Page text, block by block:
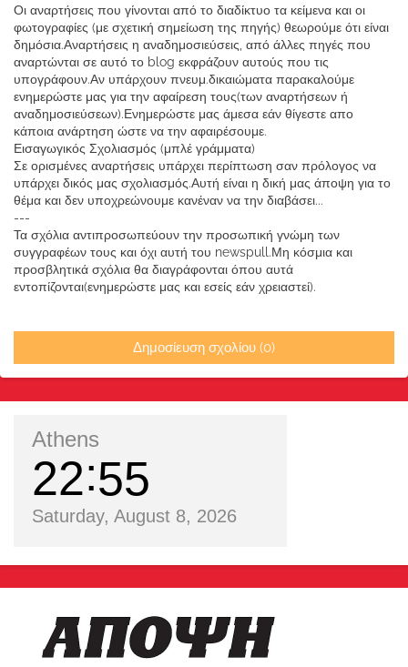
Οι αναρτήσεις που γίνονται από το διαδίκτυο τα κείμενα και οι
φωτογραφίες (με σχετική σημείωση της πηγής) θεωρούμε ότι είναι
δημόσια.Αναρτήσεις η αναδημοσιεύσεις, από άλλες πηγές που
αναρτώνται σε αυτό το blog εκφράζουν αυτούς που τις
υπογράφουν.Αν υπάρχουν πνευμ.δικαιώματα παρακαλούμε
ενημερώστε μας για την αφαίρεση τους(των αναρτήσεων ή
αναδημοσιεύσεων).Ενημερώστε μας άμεσα εάν θίγεστε απο
κάποια ανάρτηση ώστε να την αφαιρέσουμε.
Εισαγωγικός Σχολιασμός (μπλέ γράμματα)
Σε ορισμένες αναρτήσεις υπάρχει περίπτωση σαν πρόλογος να
υπάρχει δικός μας σχολιασμός.Αυτή είναι η δική μας άποψη για το
θέμα και δεν υποχρεώνουμε κανέναν να την διαβάσει...
---
Τα σχόλια αντιπροσωπεύουν την προσωπική γνώμη των
συγγραφέων τους και όχι αυτή του newspull.Μη κόσμια και
προσβλητικά σχόλια θα διαγράφονται όπου αυτά
εντοπίζονται(ενημερώστε μας και εσείς εάν χρειαστεί).
Δημοσίευση σχολίου (0)
Athens
22 55
Saturday, August 8, 2026